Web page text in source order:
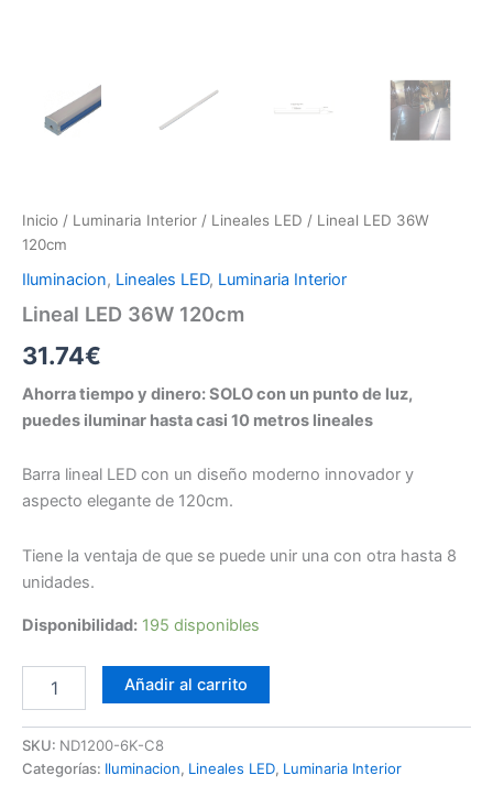
Inicio / Luminaria Interior / Lineales LED / Lineal LED 36W
120cm
Iluminacion, Lineales LED, Luminaria Interior
Lineal LED 36W 120cm
31.74€
Ahorra tiempo y dinero: SOLO con un punto de luz,
puedes iluminar hasta casi 10 metros lineales
Barra lineal LED con un diseño moderno innovador y
aspecto elegante de 120cm.
Tiene la ventaja de que se puede unir una con otra hasta 8
unidades.
Disponibilidad: 195 disponibles
120cm
cantidad
Añadir al carrito
SKU: ND1200-6K-C8
Categorías: Iluminacion, Lineales LED, Luminaria Interior